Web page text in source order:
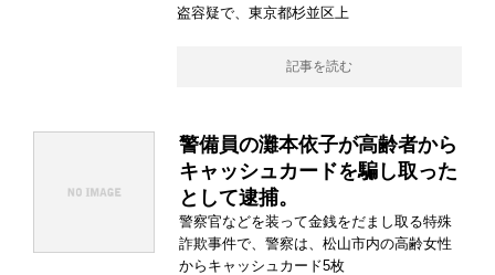
盗容疑で、東京都杉並区上
記事を読む
警備員の灘本依子が高齢者から
キャッシュカードを騙し取った
として逮捕。
警察官などを装って金銭をだまし取る特殊
詐欺事件で、警察は、松山市内の高齢女性
からキャッシュカード5枚